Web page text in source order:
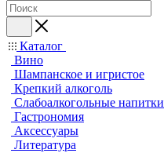
Каталог
Вино
Шампанское и игристое
Крепкий алкоголь
Слабоалкогольные напитки
Гастрономия
Аксессуары
Литература